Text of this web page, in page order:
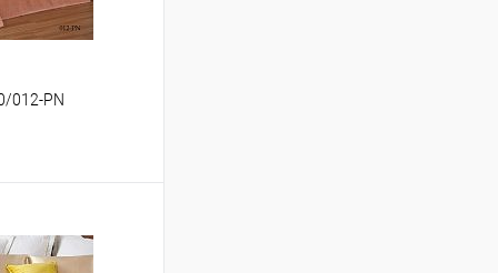
012-PN